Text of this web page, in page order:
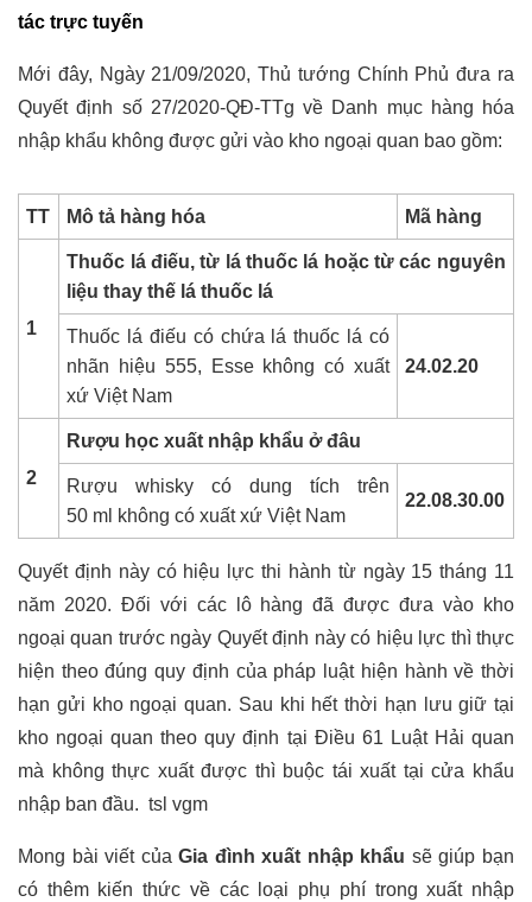
tác trực tuyến
Mới đây, Ngày 21/09/2020, Thủ tướng Chính Phủ đưa ra
Quyết định số 27/2020-QĐ-TTg về Danh mục hàng hóa
nhập khẩu không được gửi vào kho ngoại quan bao gồm:
TT Mô tả hàng hóa Mã hàng
1
Thuốc lá điếu, từ lá thuốc lá hoặc từ các nguyên
liệu thay thế lá thuốc lá
Thuốc lá điếu có chứa lá thuốc lá có
nhãn hiệu 555, Esse không có xuất
xứ Việt Nam
24.02.20
2
Rượu học xuất nhập khẩu ở đâu
Rượu whisky có dung tích trên
50 ml không có xuất xứ Việt Nam
22.08.30.00
Quyết định này có hiệu lực thi hành từ ngày 15 tháng 11
năm 2020. Đối với các lô hàng đã được đưa vào kho
ngoại quan trước ngày Quyết định này có hiệu lực thì thực
hiện theo đúng quy định của pháp luật hiện hành về thời
hạn gửi kho ngoại quan. Sau khi hết thời hạn lưu giữ tại
kho ngoại quan theo quy định tại Điều 61 Luật Hải quan
mà không thực xuất được thì buộc tái xuất tại cửa khẩu
nhập ban đầu. tsl vgm
Mong bài viết củaGia đình xuất nhập khẩu sẽ giúp bạn
có thêm kiến thức về các loại phụ phí trong xuất nhập